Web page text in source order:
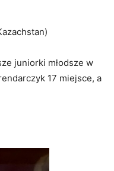
juniorki młodsze w
17 miejsce, a